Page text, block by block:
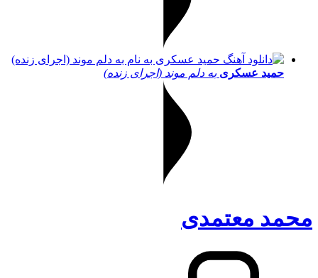
حمید عسکری به دلم موند (اجرای زنده)
محمد معتمدی